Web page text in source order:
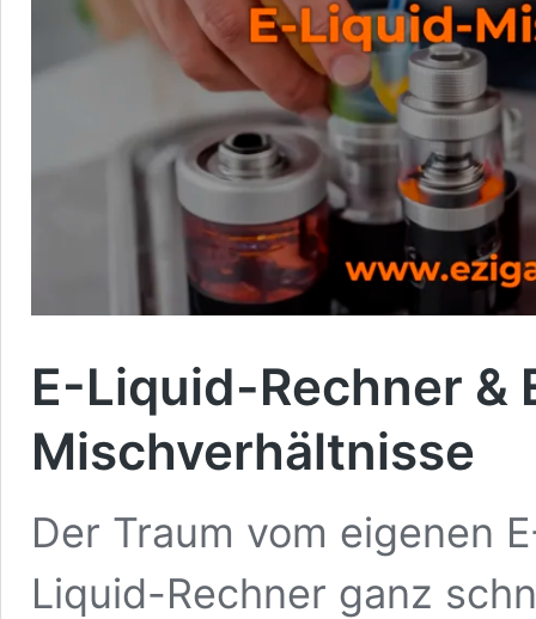
E-Liquid-Rechner &
Mischverhältnisse
Der Traum vom eigenen
Liquid-Rechner ganz